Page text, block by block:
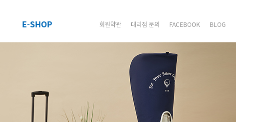
E-SHOP 회원약관 대리점 문의 FACEBOOK BLOG